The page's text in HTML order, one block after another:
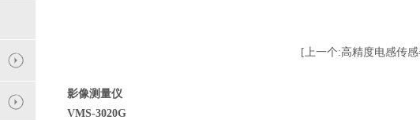
[上一个:高精度电感传
影像测量仪
VMS-3020G